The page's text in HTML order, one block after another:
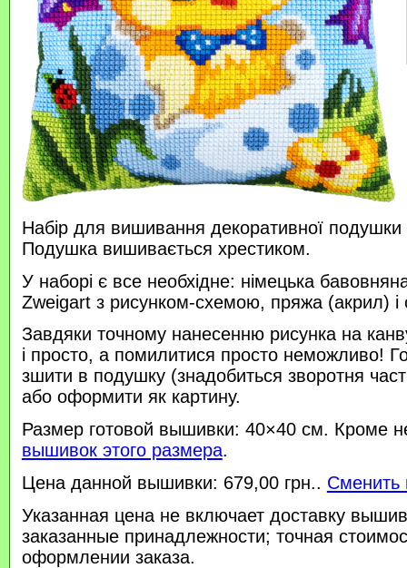
Набір для вишивання декоративної
Подушка вишивається хрестиком.
У наборі є все необхідне: німецька
Zweigart з рисунком-схемою, пряжа (акрил) і
Завдяки точному нанесенню рисунка на
і просто, а помилитися просто неможливо!
зшити в подушку (знадобиться зворотня
або оформити як картину.
Размер готовой вышивки: 40×40 см. Кроме
вышивок этого размера.
Цена данной вышивки: 679,00 грн.. Сменить
Указанная цена не включает доставку
заказанные принадлежности; точная
оформлении заказа.